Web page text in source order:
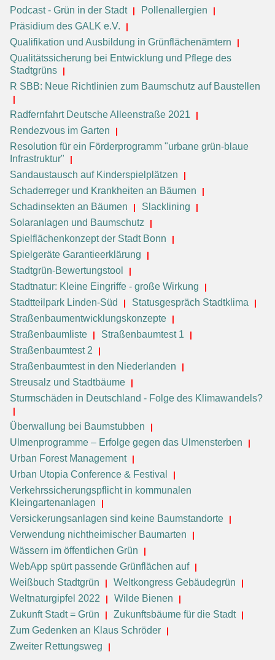
Podcast - Grün in der Stadt
Pollenallergien
Präsidium des GALK e.V.
Qualifikation und Ausbildung in Grünflächenämtern
Qualitätssicherung bei Entwicklung und Pflege des
Stadtgrüns
R SBB: Neue Richtlinien zum Baumschutz auf Baustellen
Radfernfahrt Deutsche Alleenstraße 2021
Rendezvous im Garten
Resolution für ein Förderprogramm "urbane grün-blaue
Infrastruktur"
Sandaustausch auf Kinderspielplätzen
Schaderreger und Krankheiten an Bäumen
Schadinsekten an Bäumen
Slacklining
Solaranlagen und Baumschutz
Spielflächenkonzept der Stadt Bonn
Spielgeräte Garantieerklärung
Stadtgrün-Bewertungstool
Stadtnatur: Kleine Eingriffe - große Wirkung
Stadtteilpark Linden-Süd
Statusgespräch Stadtklima
Straßenbaumentwicklungskonzepte
Straßenbaumliste
Straßenbaumtest 1
Straßenbaumtest 2
Straßenbaumtest in den Niederlanden
Streusalz und Stadtbäume
Sturmschäden in Deutschland - Folge des Klimawandels?
Überwallung bei Baumstubben
Ulmenprogramme – Erfolge gegen das Ulmensterben
Urban Forest Management
Urban Utopia Conference & Festival
Verkehrssicherungspflicht in kommunalen
Kleingartenanlagen
Versickerungsanlagen sind keine Baumstandorte
Verwendung nichtheimischer Baumarten
Wässern im öffentlichen Grün
WebApp spürt passende Grünflächen auf
Weißbuch Stadtgrün
Weltkongress Gebäudegrün
Weltnaturgipfel 2022
Wilde Bienen
Zukunft Stadt = Grün
Zukunftsbäume für die Stadt
Zum Gedenken an Klaus Schröder
Zweiter Rettungsweg